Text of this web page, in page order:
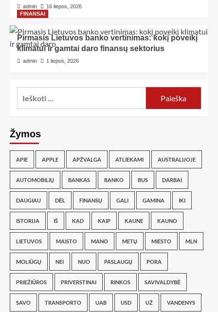
admin
16 liepos, 2026
FINANSAI
Pirmasis Lietuvos banko vertinimas: kokį poveikį
klimatui ir gamtai daro finansų sektorius
admin 1 liepos, 2026
Žymos
APIE APPLE APŽVALGA ATLIEKAMI AUSTRALIJOJE
AUTOMOBILIŲ BANKAS BANKO BUS DARBAI
DAUGIAU DĖL FINANSŲ GALI GAMINA IKI
ISTORIJA IŠ KAD KAIP KAUNE KAUNO
LIETUVOS MAISTO MANO METŲ MIESTO MLN
MOLIŪGŲ NEI NUO PASLAUGŲ PORA
PRIEŽIŪROS PRIVERSTINAI RINKOS SAVIVALDYBĖ
SAVO TRANSPORTO UAB USD UŽ VANDENYS